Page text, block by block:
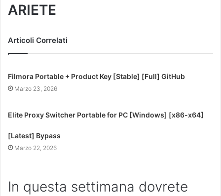
ARIETE
Articoli Correlati
Filmora Portable + Product Key [Stable] [Full] GitHub
Marzo 23, 2026
Elite Proxy Switcher Portable for PC [Windows] [x86-x64]
[Latest] Bypass
Marzo 22, 2026
In questa settimana dovrete